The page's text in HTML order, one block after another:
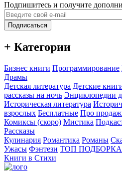
Подпишитесь и получите
Подписаться
+ Категории
Бизнес книги Программирование
Драмы
Детская литература Детские
рассказы на ночь Энциклопедии
Историческая литература
взрослых Бесплатные Про
Комиксы (скоро) Мистика
Рассказы
Кулинария Романтика Романы
Ужасы Фэнтези ТОП ПОДБОРКА
Книги в Стихи